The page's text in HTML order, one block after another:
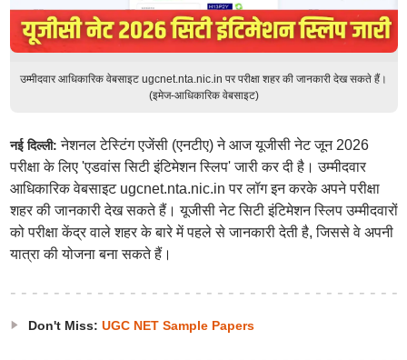
उम्मीदवार आधिकारिक वेबसाइट ugcnet.nta.nic.in पर परीक्षा शहर की जानकारी देख सकते हैं।
(इमेज-आधिकारिक वेबसाइट)
नई दिल्ली:नेशनल टेस्टिंग एजेंसी (एनटीए) ने आज यूजीसी नेट जून 2026
परीक्षा के लिए 'एडवांस सिटी इंटिमेशन स्लिप' जारी कर दी है। उम्मीदवार
आधिकारिक वेबसाइट ugcnet.nta.nic.in पर लॉग इन करके अपने परीक्षा
शहर की जानकारी देख सकते हैं। यूजीसी नेट सिटी इंटिमेशन स्लिप उम्मीदवारों
को परीक्षा केंद्र वाले शहर के बारे में पहले से जानकारी देती है, जिससे वे अपनी
यात्रा की योजना बना सकते हैं।
Don't Miss: UGC NET Sample Papers